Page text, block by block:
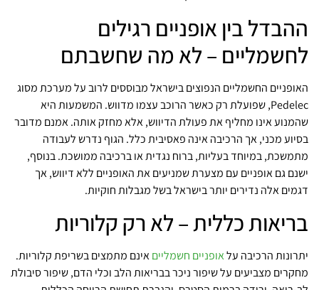
ההבדל בין אופניים רגילים
לחשמליים – לא מה שחשבתם
האופניים החשמליים הנפוצים בישראל מבוססים לרוב על מערכת מסוג
Pedelec, שפועלת רק כאשר הרוכב עצמו מדווש. המשמעות היא
שהמנוע אינו מחליף את פעולת הדיווש, אלא מחזק אותה. אמנם מדובר
בסיוע מכני, אך הרכיבה אינה פאסיבית כלל. הגוף נדרש לעבודה
מתמשכת, במיוחד בעליות, ברוח נגדית או ברכיבה ממושכת. בנוסף,
ישנם גם אופניים עם מצערת שמניעים את האופניים ללא דיווש, אך
דגמים אלה נדירים יותר בישראל בשל מגבלות חוקיות.
בריאות כללית – לא רק קלוריות
יתרונות הרכיבה עלאופניים חשמלייםאינם מתמצים בשריפת קלוריות.
מחקרים מצביעים על שיפור ניכר בבריאות הלב וכלי הדם, שיפור סיבולת